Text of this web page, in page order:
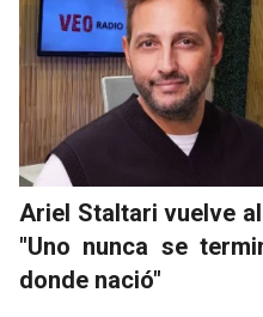
Ariel Staltari vuelve
"Uno nunca se
donde nació"